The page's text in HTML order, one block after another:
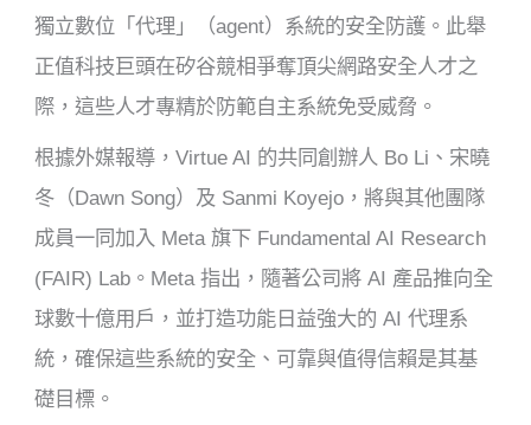
獨立數位「代理」（agent）系統的安全防護。此舉
正值科技巨頭在矽谷競相爭奪頂尖網路安全人才之
際，這些人才專精於防範自主系統免受威脅。
根據外媒報導，Virtue AI 的共同創辦人 Bo Li、宋曉
冬（Dawn Song）及 Sanmi Koyejo，將與其他團隊
成員一同加入 Meta 旗下 Fundamental AI Research
(FAIR) Lab。Meta 指出，隨著公司將 AI 產品推向全
球數十億用戶，並打造功能日益強大的 AI 代理系
統，確保這些系統的安全、可靠與值得信賴是其基
礎目標。